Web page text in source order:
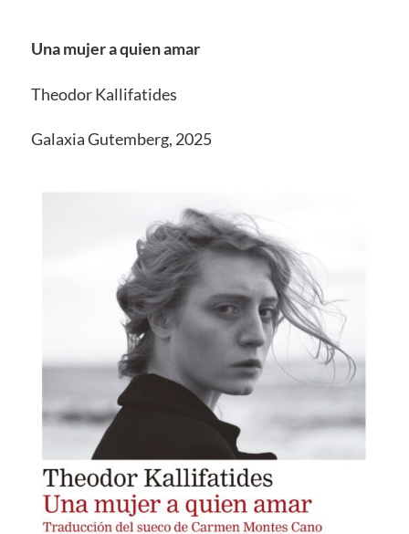
Una mujer a quien amar
Theodor Kallifatides
Galaxia Gutemberg, 2025